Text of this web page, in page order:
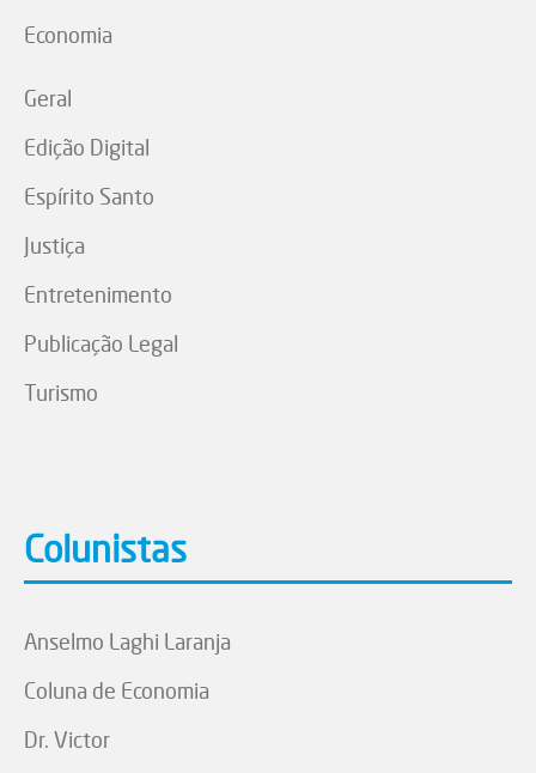
Economia
Geral
Edição Digital
Espírito Santo
Justiça
Entretenimento
Publicação Legal
Turismo
Colunistas
Anselmo Laghi Laranja
Coluna de Economia
Dr. Victor